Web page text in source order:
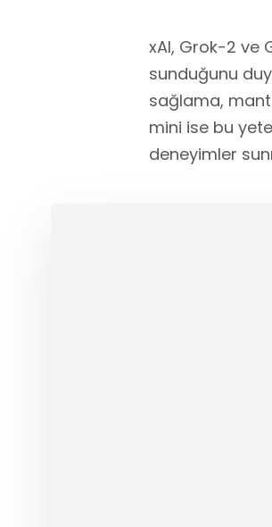
xAI, Grok-2 ve
sunduğunu
sağlama,
mini ise bu
deneyimler